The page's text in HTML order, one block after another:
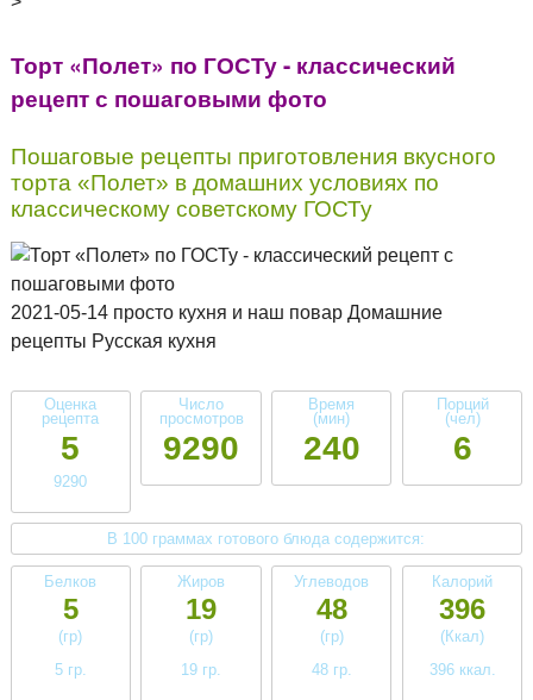
Торт «Полет» по ГОСТу - классический
рецепт с пошаговыми фото
Пошаговые рецепты приготовления вкусного
торта «Полет» в домашних условиях по
классическому советскому ГОСТу
2021-05-14 просто кухня и наш повар Домашние
рецепты Русская кухня
Оценка
рецепта
5
9290
Число
просмотров
9290
Время
(мин)
240
Порций
(чел)
6
В 100 граммах готового блюда содержится:
Белков
5
(гр)
5 гр.
Жиров
19
(гр)
19 гр.
Углеводов
48
(гр)
48 гр.
Калорий
396
(Ккал)
396 ккал.